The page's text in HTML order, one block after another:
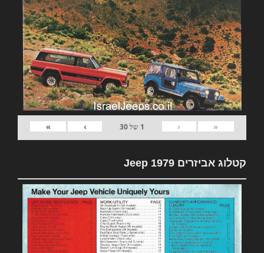
«
‹
1 של30
›
»
קטלוג אביזרים 1979 Jeep